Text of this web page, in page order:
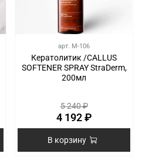
арт. M-106
Кератолитик /CALLUS
SOFTENER SPRAY StraDerm,
200мл
5 240 ₽
4 192 ₽
В корзину